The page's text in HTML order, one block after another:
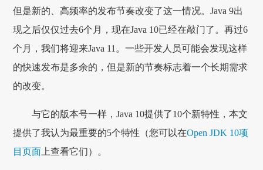
但是新的、高频率的发布节奏改变了这一情况。Java 9出
现之后仅仅过去6个月，现在Java 10已经在敲门了。再过6
个月，我们将迎来Java 11。一些开发人员可能会发现这样
的快速发布是多余的，但是新的节奏标志着一个长期需求
的改变。
与它的版本号一样，Java 10提供了10个新特性，本文
提供了我认为最重要的5个特性（您可以在Open JDK 10项
目页面 上查看它们）。